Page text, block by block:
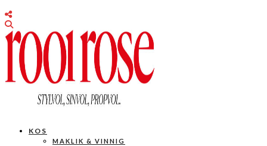
KOS
MAKLIK & VINNIG